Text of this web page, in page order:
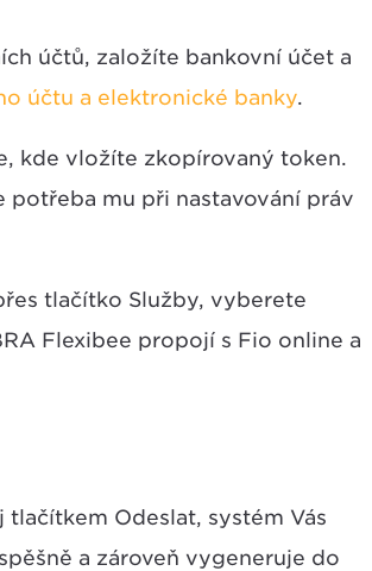
účtů, založíte bankovní účet a
účtu a elektronické banky.
kde vložíte zkopírovaný token.
mu při nastavování práv
tlačítko Služby, vyberete
Flexibee propojí s Fio online a
Odeslat, systém Vás
a zároveň vygeneruje do